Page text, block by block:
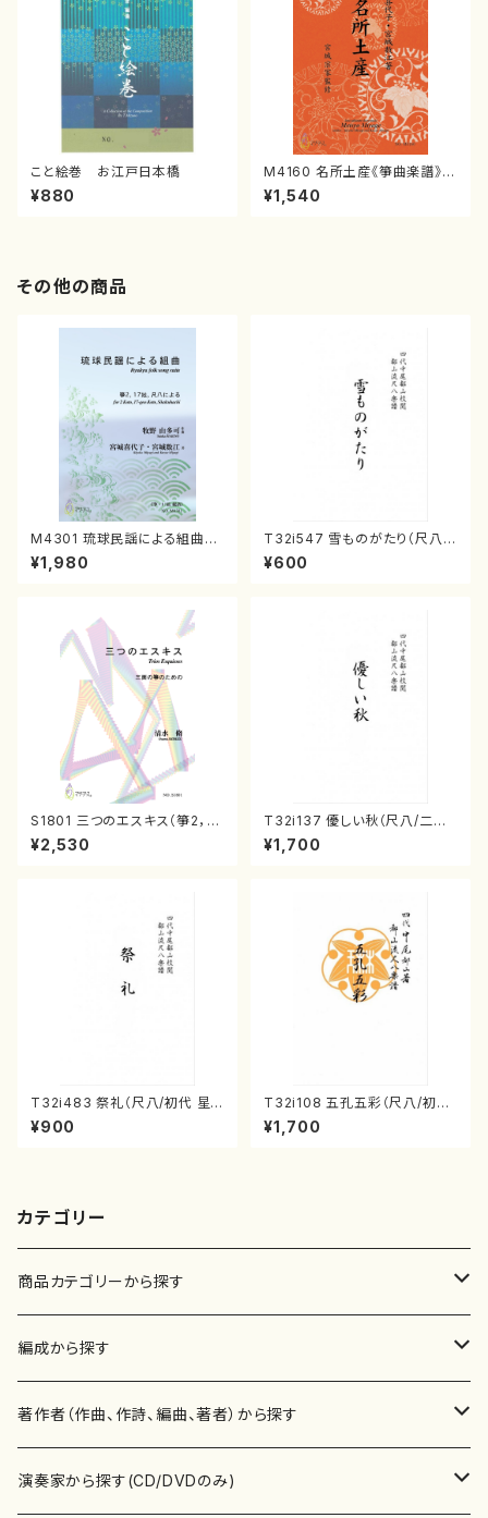
こと絵巻 お江戸日本橋
¥880
M4160 名所土産《箏曲楽譜》
（箏/宮城喜代子・宮城数江著・
宮城宗家監修/箏曲古典楽譜）
¥1,540
その他の商品
M4301 琉球民謡による組曲
（箏/牧野由多可作曲/宮城喜代
子・宮城数江著/箏曲楽譜）
¥1,980
T32i547 雪ものがたり（尺八/
沢井忠夫/楽譜）都山流公刊楽譜
曲番:2256
¥600
S1801 三つのエスキス（箏2，1
7/清水 脩/楽譜）
¥2,530
T32i137 優しい秋（尺八/二代
山本邦山/尺八/都山式譜）都山
流公刊楽譜曲番:586
¥1,700
T32i483 祭礼（尺八/初代 星
田一山/楽譜）都山流公刊楽譜曲
番:2191
¥900
T32i108 五孔五彩（尺八/初代
石垣征山/尺八/都山式譜）都山
流公刊楽譜曲番:557
¥1,700
カテゴリー
商品カテゴリーから探す
楽譜
書籍
書籍
CD・DVD
編成から探す
邦楽器
箏・琴（ソロ）
合唱
著作者（作曲、作詩、編曲、著者）から探す
あ行
演奏家から探す(CD/DVDのみ)